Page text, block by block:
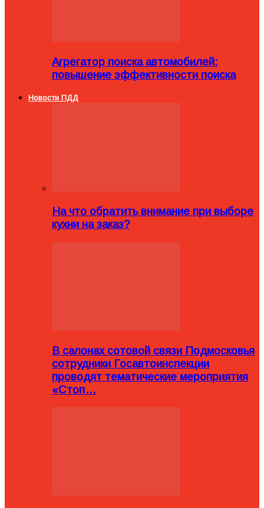
Агрегатор поиска автомобилей:
повышение эффективности поиска
Новости ПДД
На что обратить внимание при выборе
кухни на заказ?
В салонах сотовой связи Подмосковья
сотрудники Госавтоинспекции
проводят тематические мероприятия
«Стоп…